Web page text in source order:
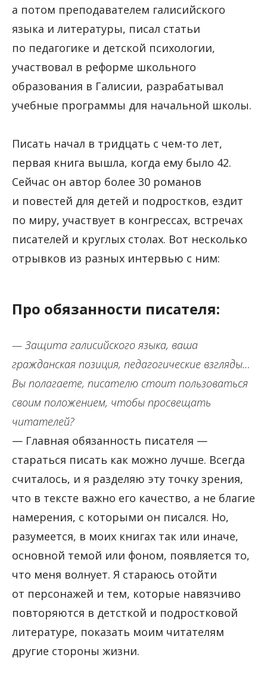
а потом преподавателем галисийского
языка и литературы, писал статьи
по педагогике и детской психологии,
участвовал в реформе школьного
образования в Галисии, разрабатывал
учебные программы для начальной школы.
Писать начал в тридцать с чем-то лет,
первая книга вышла, когда ему было 42.
Сейчас он автор более 30 романов
и повестей для детей и подростков, ездит
по миру, участвует в конгрессах, встречах
писателей и круглых столах. Вот несколько
отрывков из разных интервью с ним:
Про обязанности писателя:
— Защита галисийского языка, ваша
гражданская позиция, педагогические взгляды…
Вы полагаете, писателю стоит пользоваться
своим положением, чтобы просвещать
читателей?
— Главная обязанность писателя —
стараться писать как можно лучше. Всегда
считалось, и я разделяю эту точку зрения,
что в тексте важно его качество, а не благие
намерения, с которыми он писался. Но,
разумеется, в моих книгах так или иначе,
основной темой или фоном, появляется то,
что меня волнует. Я стараюсь отойти
от персонажей и тем, которые навязчиво
повторяются в детсткой и подростковой
литературе, показать моим читателям
другие стороны жизни.